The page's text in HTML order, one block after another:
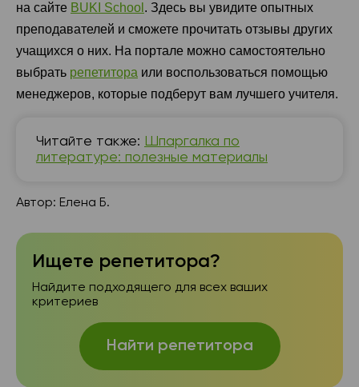
на сайте BUKI School . Здесь вы увидите опытных
преподавателей и сможете прочитать отзывы других
учащихся о них. На портале можно самостоятельно
выбрать репетитора или воспользоваться помощью
менеджеров, которые подберут вам лучшего учителя.
Читайте также: Шпаргалка по
литературе: полезные материалы
Автор: Елена Б.
Ищете репетитора?
Найдите подходящего для всех ваших
критериев
Найти репетитора